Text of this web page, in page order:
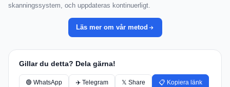
skanningssystem, och uppdateras kontinuerligt.
Läs mer om vår metod
Gillar du detta? Dela gärna!
🟢 WhatsApp ✈️ Telegram 𝕏 Share 📋 Kopiera länk